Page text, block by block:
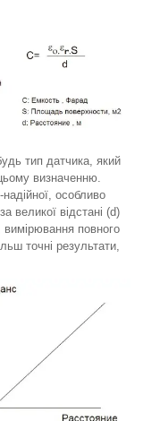
тип датчика, який
визначенню.
особливо
великої відстані (d)
повного
точні результати,